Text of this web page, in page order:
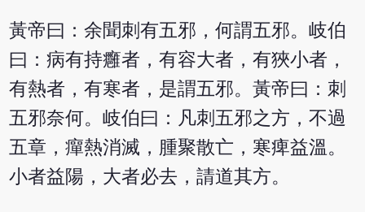
黃帝曰：余聞刺有五邪，何謂五邪。岐伯
曰：病有持癰者，有容大者，有狹小者，
有熱者，有寒者，是謂五邪。黃帝曰：刺
五邪奈何。岐伯曰：凡刺五邪之方，不過
五章，癉熱消滅，腫聚散亡，寒痺益溫。
小者益陽，大者必去，請道其方。